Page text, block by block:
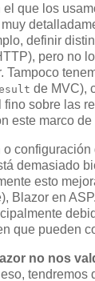
que los
definir
pero no
Tampoco
de MVC),
fino sobre las
este marco de
o
demasiado
esto
Blazor en
que pueden
no nos
tendremos